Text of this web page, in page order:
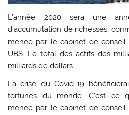
L’année 2020 sera une
d’accumulation de richesses,
menée par le cabinet de conseil
UBS. Le total des actifs des
milliards de dollars.
La crise du Covid-19
fortunes du monde. C’est ce
menée par le cabinet de conseil